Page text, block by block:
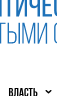
ВЛАСТЬ